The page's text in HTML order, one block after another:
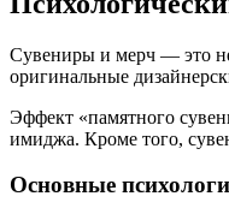
Сувениры и мерч — это не
оригинальные
Эффект «памятного
имиджа. Кроме того,
Основные